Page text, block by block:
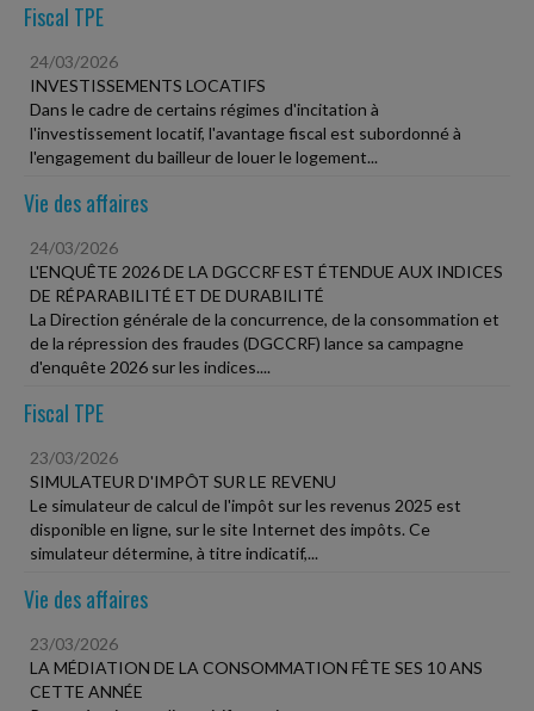
Fiscal TPE
24/03/2026
INVESTISSEMENTS LOCATIFS
Dans le cadre de certains régimes d'incitation à
l'investissement locatif, l'avantage fiscal est subordonné à
l'engagement du bailleur de louer le logement...
Vie des affaires
24/03/2026
L'ENQUÊTE 2026 DE LA DGCCRF EST ÉTENDUE AUX INDICES
DE RÉPARABILITÉ ET DE DURABILITÉ
La Direction générale de la concurrence, de la consommation et
de la répression des fraudes (DGCCRF) lance sa campagne
d'enquête 2026 sur les indices....
Fiscal TPE
23/03/2026
SIMULATEUR D'IMPÔT SUR LE REVENU
Le simulateur de calcul de l'impôt sur les revenus 2025 est
disponible en ligne, sur le site Internet des impôts. Ce
simulateur détermine, à titre indicatif,...
Vie des affaires
23/03/2026
LA MÉDIATION DE LA CONSOMMATION FÊTE SES 10 ANS
CETTE ANNÉE